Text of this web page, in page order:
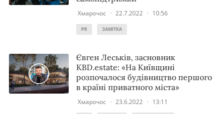
Хмарочос · 22.7.2022 · 10:56
PR ЗАМІТКА
Євген Леськів, засновник
KBD.estate: «На Київщині
розпочалося будівництво першого
в країні приватного міста»
Хмарочос · 23.6.2022 · 13:11